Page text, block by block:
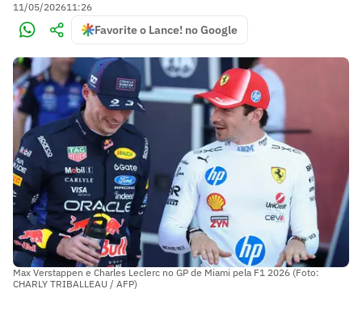
11/05/202611:26
Favorite o Lance! no Google
Max Verstappen e Charles Leclerc no GP de Miami pela F1 2026 (Foto:
CHARLY TRIBALLEAU / AFP)